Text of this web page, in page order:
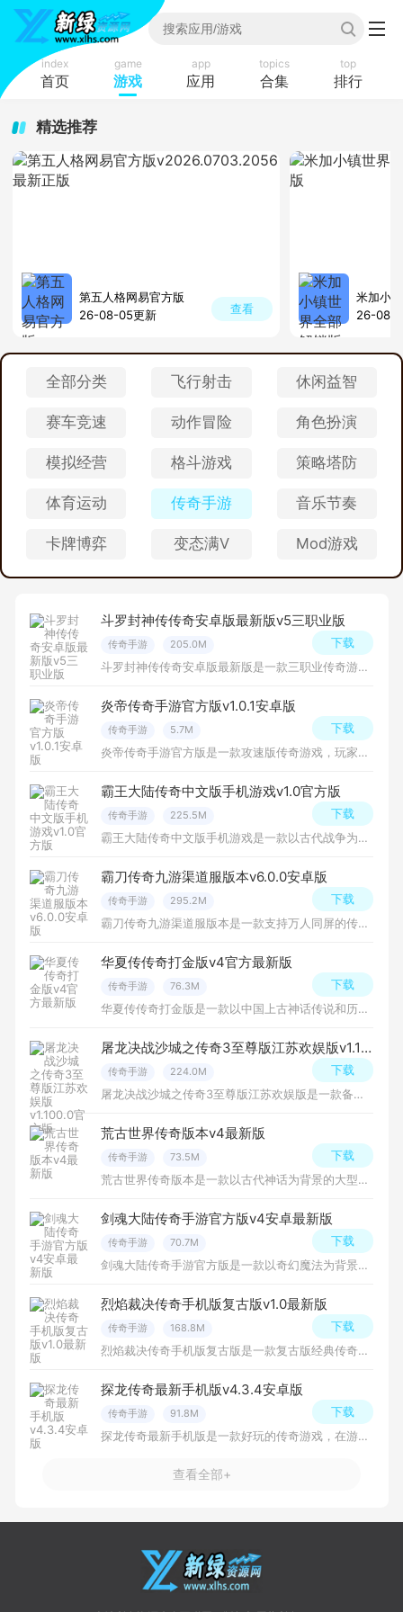
index
首页
game
游戏
app
应用
topics
合集
top
排行
精选推荐
第五人格网易官方版
26-08-05更新
查看
米加小
26-08-
全部分类 飞行射击 休闲益智
赛车竞速 动作冒险 角色扮演
模拟经营 格斗游戏 策略塔防
体育运动 传奇手游 音乐节奏
卡牌博弈 变态满V Mod游戏
斗罗封神传传奇安卓版最新版v5三职业版
传奇手游 205.0M
斗罗封神传传奇安卓版最新版是一款三职业传奇游戏，在游戏中玩家可以选择三种职业：战士、法师和道士，上线就送各种福利礼包，玩起来还是蛮爽的哦！
下载
炎帝传奇手游官方版v1.0.1安卓版
传奇手游 5.7M
炎帝传奇手游官方版是一款攻速版传奇游戏，玩家可以根据自己的喜好选择战士、法师、道士三种职业中的一种，并根据角色的特点进行装备和技能的选择，玩法挺不错的！
下载
霸王大陆传奇中文版手机游戏v1.0官方版
传奇手游 225.5M
霸王大陆传奇中文版手机游戏是一款以古代战争为背景的角色扮演游戏，玩家可以在游戏中选择不同的职业，探索丰富多彩的游戏世界，与其他玩家互动，免费下载安装吧！
下载
霸刀传奇九游渠道服版本v6.0.0安卓版
传奇手游 295.2M
霸刀传奇九游渠道服版本是一款支持万人同屏的传奇游戏，你可以在传奇游戏中不断征战战斗，与众多老玩家们一起刷怪刷副本快速升级，玩法相当的震撼，下载体验吧！
下载
华夏传传奇打金版v4官方最新版
传奇手游 76.3M
华夏传传奇打金版是一款以中国上古神话传说和历史风貌为背景的大型多人在线角色扮演游戏。游戏继承了原创2D网游劲爽PK的风格，类暗黑式经典技能释放模式，操作简单，玩法丰富，免费下载安装吧！
下载
屠龙决战沙城之传奇3至尊版江苏欢娱版v1.100.0官方版
传奇手游 224.0M
屠龙决战沙城之传奇3至尊版江苏欢娱版是一款备受玩家喜爱的手机游戏，融合了经典的传奇元素与现代游戏机制，带来了全新的游戏体验，全新打怪玩法带你体验不一样的传奇乐趣！
下载
荒古世界传奇版本v4最新版
传奇手游 73.5M
荒古世界传奇版本是一款以古代神话为背景的大型多人在线角色扮演游戏。在这个神秘的世界中，玩家将扮演一名勇士，通过探索、战斗和冒险，揭开荒古世界的神秘面纱，挑战强大的敌人，寻找传说中的神器，最终成为这个世
下载
剑魂大陆传奇手游官方版v4安卓最新版
传奇手游 70.7M
剑魂大陆传奇手游官方版是一款以奇幻魔法为背景的角色扮演游戏，玩家将扮演一名勇敢的剑士，在这个充满神秘和危险的世界中探险、战斗、成长，免费下载安装吧！
下载
烈焰裁决传奇手机版复古版v1.0最新版
传奇手游 168.8M
烈焰裁决传奇手机版复古版是一款复古版经典传奇游戏，以经典传奇世界为背景，采用最新的3D引擎打造，为玩家带来了更加精彩的游戏体验，玩法相当的多样化，下载体验吧！
下载
探龙传奇最新手机版v4.3.4安卓版
传奇手游 91.8M
探龙传奇最新手机版是一款好玩的传奇游戏，在游戏中玩家将扮演探险者，进入神秘的龙的国度，探索古老的遗迹和危险的洞穴，寻找稀世珍宝和传说中的宝藏，玩法十分有趣，下载安装体验吧！
下载
查看全部+